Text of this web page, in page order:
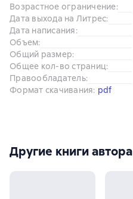
Возрастное ограничение:
Дата выхода на Литрес:
Дата написания:
Объем:
Общий размер:
Общее кол-во страниц:
Правообладатель:
Формат скачивания: pdf
Другие книги автора